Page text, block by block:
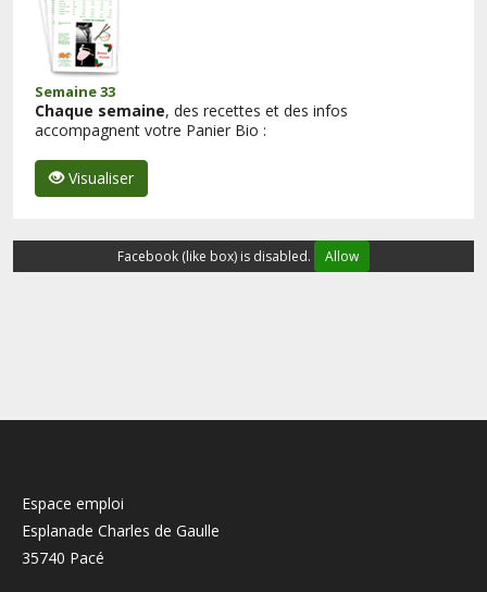
Semaine 33
Chaque semaine, des recettes et des infos
accompagnent votre Panier Bio :
Visualiser
Facebook (like box) is disabled. Allow
Espace emploi
Esplanade Charles de Gaulle
35740 Pacé